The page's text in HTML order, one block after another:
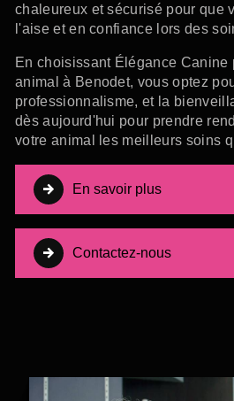
chaleureux et sécurisé pour que
l'aise et en confiance lors des
En choisissant Élégance Canine
animal à Benodet, vous optez
professionnalisme, et la
dès aujourd'hui pour prendre
votre animal les meilleurs soins
En savoir plus
Contactez-nous